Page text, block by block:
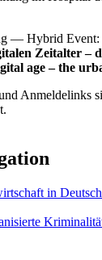
— Hybrid Event:
Zeitalter –
age – the
Anmeldelinks
in